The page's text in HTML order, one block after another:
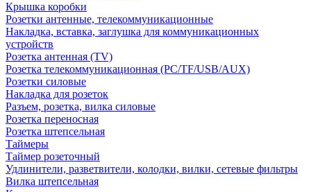
Крышка коробки
Розетки антенные, телекоммуникационные
Накладка, вставка, заглушка для коммуникационных
устройств
Розетка антенная (TV)
Розетка телекоммуникационная (PC/TF/USB/AUX)
Розетки силовые
Накладка для розеток
Разъем, розетка, вилка силовые
Розетка переносная
Розетка штепсельная
Таймеры
Таймер розеточный
Удлинители, разветвители, колодки, вилки, сетевые фильтры
Вилка штепсельная